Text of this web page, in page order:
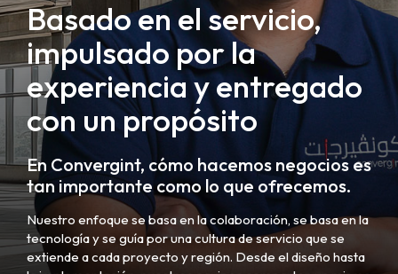
Basado en el servicio,
impulsado por la
experiencia y entregado
con un propósito
En Convergint, cómo hacemos negocios es
tan importante como lo que ofrecemos.
Nuestro enfoque se basa en la colaboración, se basa en la
tecnología y se guía por una cultura de servicio que se
extiende a cada proyecto y región. Desde el diseño hasta